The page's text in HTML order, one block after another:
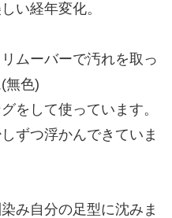
い経年変化。
ムーバーで汚れを取っ
無色)
をして使っています。
ずつ浮かんできていま
み自分の足型に沈みま